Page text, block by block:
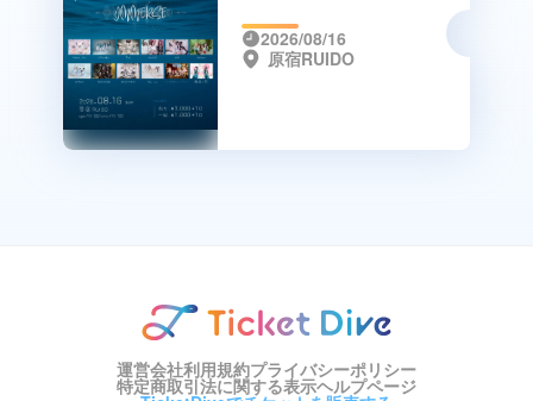
2026/08/16
原宿RUIDO
運営会社利用規約プライバシーポリシー
特定商取引法に関する表示ヘルプページ